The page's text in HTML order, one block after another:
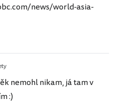
news/world-asia-
nemohl nikam, já tam v
:)